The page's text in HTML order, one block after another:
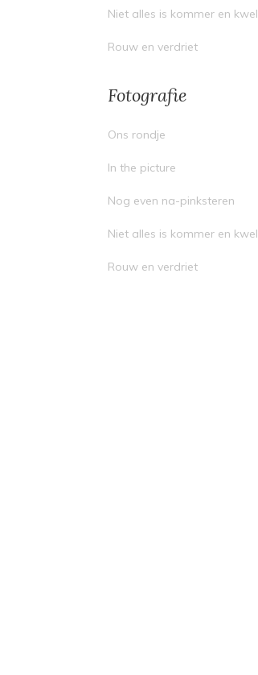
Niet alles is kommer en kwel
Rouw en verdriet
Fotografie
Ons rondje
In the picture
Nog even na-pinksteren
Niet alles is kommer en kwel
Rouw en verdriet